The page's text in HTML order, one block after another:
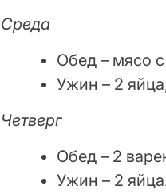
Среда
Обед – мясо
Ужин – 2
Четверг
Обед – 2
Ужин – 2